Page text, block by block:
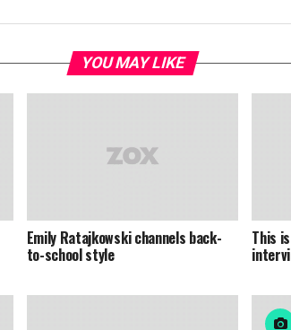
YOU MAY LIKE
Emily Ratajkowski channels back-
to-school style
This